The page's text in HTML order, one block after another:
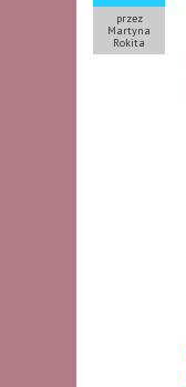
przez
Martyna
Rokita